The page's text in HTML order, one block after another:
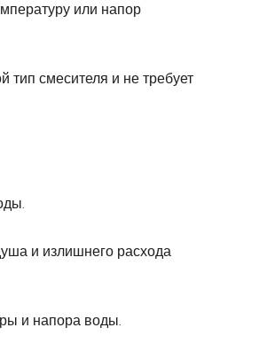
или напор
тип смесителя и не требует
и излишнего расхода
и напора воды.